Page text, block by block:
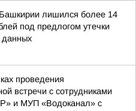
лишился более 14
под предлогом утечки
данных
проведения
встречи с сотрудниками
и МУП «Водоканал» с